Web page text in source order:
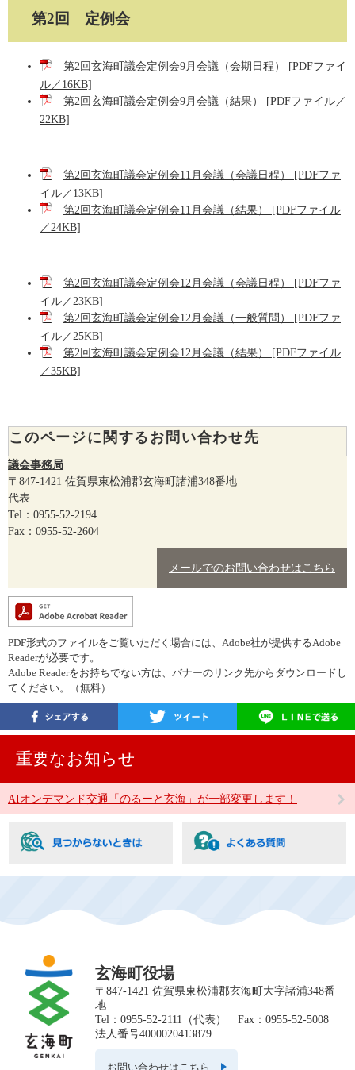
第2回 定例会
第2回玄海町議会定例会9月会議（会期日程） [PDFファイ
ル／16KB]
第2回玄海町議会定例会9月会議（結果） [PDFファイル／
22KB]
第2回玄海町議会定例会11月会議（会議日程） [PDFファ
イル／13KB]
第2回玄海町議会定例会11月会議（結果） [PDFファイル
／24KB]
第2回玄海町議会定例会12月会議（会議日程） [PDFファ
イル／23KB]
第2回玄海町議会定例会12月会議（一般質問） [PDFファ
イル／25KB]
第2回玄海町議会定例会12月会議（結果） [PDFファイル
／35KB]
このページに関するお問い合わせ先
議会事務局
〒847-1421 佐賀県東松浦郡玄海町諸浦348番地
代表
Tel：0955-52-2194
Fax：0955-52-2604
メールでのお問い合わせはこちら
PDF形式のファイルをご覧いただく場合には、Adobe社が提供するAdobe
Readerが必要です。
Adobe Readerをお持ちでない方は、バナーのリンク先からダウンロードし
てください。（無料）
重要なお知らせ
AIオンデマンド交通「のるーと玄海」が一部変更します！
玄海町役場
〒847-1421 佐賀県東松浦郡玄海町大字諸浦348番
地
Tel：0955-52-2111（代表） Fax：0955-52-5008
法人番号4000020413879
お問い合わせはこちら